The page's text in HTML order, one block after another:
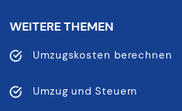
WEITERE THEMEN
Umzugskosten berechnen
Umzug und Steuern